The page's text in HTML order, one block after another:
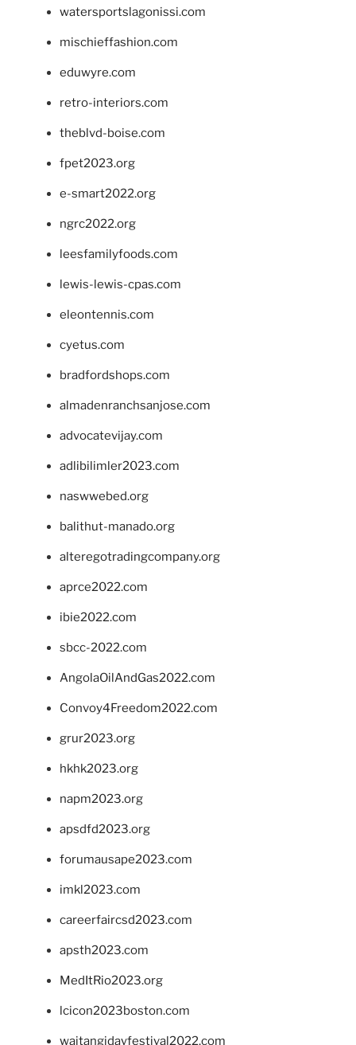
watersportslagonissi.com
mischieffashion.com
eduwyre.com
retro-interiors.com
theblvd-boise.com
fpet2023.org
e-smart2022.org
ngrc2022.org
leesfamilyfoods.com
lewis-lewis-cpas.com
eleontennis.com
cyetus.com
bradfordshops.com
almadenranchsanjose.com
advocatevijay.com
adlibilimler2023.com
naswwebed.org
balithut-manado.org
alteregotradingcompany.org
aprce2022.com
ibie2022.com
sbcc-2022.com
AngolaOilAndGas2022.com
Convoy4Freedom2022.com
grur2023.org
hkhk2023.org
napm2023.org
apsdfd2023.org
forumausape2023.com
imkl2023.com
careerfaircsd2023.com
apsth2023.com
MedItRio2023.org
lcicon2023boston.com
waitangidayfestival2022.com